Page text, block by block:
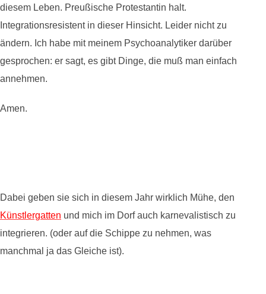
diesem Leben. Preußische Protestantin halt.
Integrationsresistent in dieser Hinsicht. Leider nicht zu
ändern. Ich habe mit meinem Psychoanalytiker darüber
gesprochen: er sagt, es gibt Dinge, die muß man einfach
annehmen.
Amen.
Dabei geben sie sich in diesem Jahr wirklich Mühe, den
Künstlergatten und mich im Dorf auch karnevalistisch zu
integrieren. (oder auf die Schippe zu nehmen, was
manchmal ja das Gleiche ist).